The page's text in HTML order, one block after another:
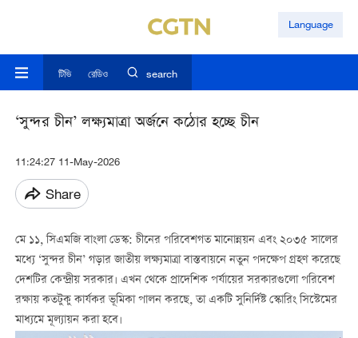
Language
টিভি রেডিও search
‘সুন্দর চীন’ লক্ষ্যমাত্রা অর্জনে কঠোর হচ্ছে চীন
11:24:27 11-May-2026
Share
মে ১১, সিএমজি বাংলা ডেস্ক: চীনের পরিবেশগত মানোন্নয়ন এবং ২০৩৫ সালের
মধ্যে ‘সুন্দর চীন’ গড়ার জাতীয় লক্ষ্যমাত্রা বাস্তবায়নে নতুন পদক্ষেপ গ্রহণ করেছে
দেশটির কেন্দ্রীয় সরকার। এখন থেকে প্রাদেশিক পর্যায়ের সরকারগুলো পরিবেশ
রক্ষায় কতটুকু কার্যকর ভূমিকা পালন করছে, তা একটি সুনির্দিষ্ট স্কোরিং সিস্টেমের
মাধ্যমে মূল্যায়ন করা হবে।